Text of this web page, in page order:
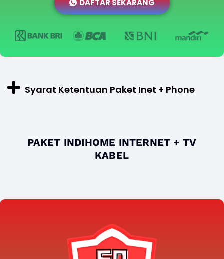
DAFTAR SEKARANG
Syarat Ketentuan Paket Inet + Phone
PAKET INDIHOME INTERNET + TV
KABEL